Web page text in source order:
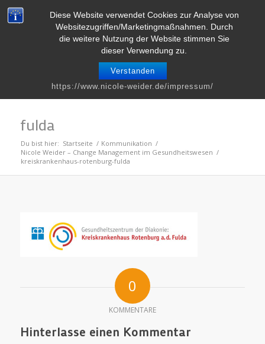
Diese Website verwendet Cookies zur Analyse von
Websitezugriffen/Marketingmaßnahmen. Durch
die weitere Nutzung der Website stimmen Sie
dieser Verwendung zu.
Verstanden
https://www.nicole-weider.de/impressum/
kreiskrankenhaus-rotenburg-
fulda
Du bist hier: Startseite / Kommunikation /
Nicole Weider – Change Management im Gesundheitswesen /
kreiskrankenhaus-rotenburg-fulda
0
KOMMENTARE
Hinterlasse einen Kommentar